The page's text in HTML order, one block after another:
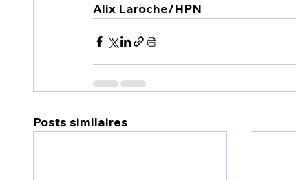
Alix Laroche/HPN
Posts similaires